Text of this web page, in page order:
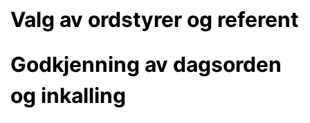
Valg av ordstyrer og referent
Godkjenning av dagsorden
og inkalling